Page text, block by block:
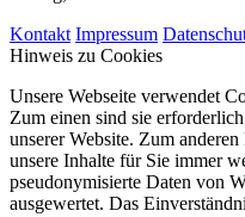
Kontakt Impressum
Hinweis zu Cookies
Unsere Webseite verwendet
Zum einen sind sie
unserer Website. Zum
unsere Inhalte für Sie immer
pseudonymisierte Daten von
ausgewertet. Das